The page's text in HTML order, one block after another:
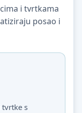
i tvrtkama
posao i
tvrtke s